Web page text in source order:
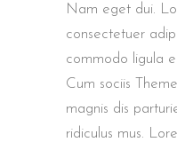
Nam eget dui.
consectetuer
commodo ligula
Cum sociis
magnis dis
ridiculus mus.